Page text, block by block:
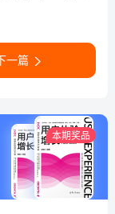
一篇
本期奖品